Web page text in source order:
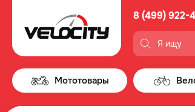
8 (499) 922-
Мототовары